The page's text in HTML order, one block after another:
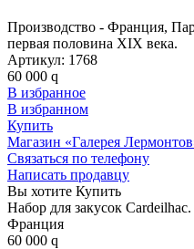
Производство - Франция,
первая половина XIX века.
Артикул: 1768
60 000 q
В избранное
В избранном
Купить
Магазин «Галерея
Связаться по телефону
Написать продавцу
Вы хотите Купить
Набор для закусок
Франция
60 000 q